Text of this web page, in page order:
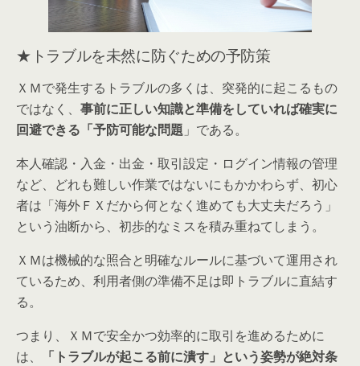
★トラブルを未然に防ぐための予防策
ＸＭで発生するトラブルの多くは、突発的に起こるもの
ではなく、 事前に正しい知識と準備をしていれば確実に
回避できる「予防可能な問題 」である。
本人確認・入金・出金・取引設定・ログイン情報の管理
など、どれも難しい作業ではないにもかかわらず、初心
者は「海外ＦＸだから何となく進めても大丈夫だろう」
という油断から、初歩的なミスを積み重ねてしまう。
ＸＭは機械的な照合と明確なルールに基づいて運用され
ているため、利用者側の準備不足は即トラブルに直結す
る。
つまり、ＸＭで安全かつ効率的に取引を進めるために
は、
「トラブルが起こる前に潰す」という姿勢が絶対条